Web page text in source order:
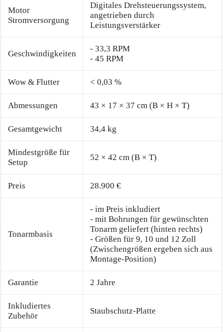
Motor
Stromversorgung
Digitales Drehsteuerungssystem,
angetrieben durch
Leistungsverstärker
Geschwindigkeiten
- 33,3 RPM
- 45 RPM
Wow & Flutter < 0,03 %
Abmessungen 43 × 17 × 37 cm (B × H × T)
Gesamtgewicht 34,4 kg
Mindestgröße für
Setup
52 × 42 cm (B × T)
Preis 28.900 €
Tonarmbasis
- im Preis inkludiert
- mit Bohrungen für gewünschten
Tonarm geliefert (hinten rechts)
- Größen für 9, 10 und 12 Zoll
(Zwischengrößen ergeben sich aus
Montage-Position)
Garantie 2 Jahre
Inkludiertes
Zubehör
Staubschutz-Platte